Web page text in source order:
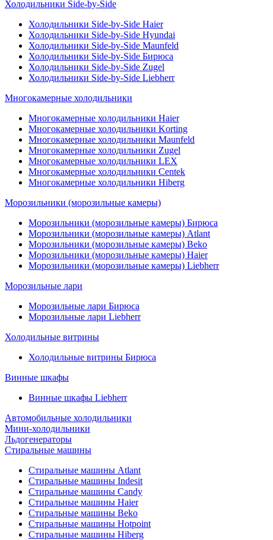
Холодильники Side-by-Side
Холодильники Side-by-Side Haier
Холодильники Side-by-Side Hyundai
Холодильники Side-by-Side Maunfeld
Холодильники Side-by-Side Бирюса
Холодильники Side-by-Side Zugel
Холодильники Side-by-Side Liebherr
Многокамерные холодильники
Многокамерные холодильники Haier
Многокамерные холодильники Korting
Многокамерные холодильники Maunfeld
Многокамерные холодильники Zugel
Многокамерные холодильники LEX
Многокамерные холодильники Centek
Многокамерные холодильники Hiberg
Морозильники (морозильные камеры)
Морозильники (морозильные камеры) Бирюса
Морозильники (морозильные камеры) Atlant
Морозильники (морозильные камеры) Beko
Морозильники (морозильные камеры) Haier
Морозильники (морозильные камеры) Liebherr
Морозильные лари
Морозильные лари Бирюса
Морозильные лари Liebherr
Холодильные витрины
Холодильные витрины Бирюса
Винные шкафы
Винные шкафы Liebherr
Автомобильные холодильники
Мини-холодильники
Льдогенераторы
Стиральные машины
Стиральные машины Atlant
Стиральные машины Indesit
Стиральные машины Candy
Стиральные машины Haier
Стиральные машины Beko
Стиральные машины Hotpoint
Стиральные машины Hiberg